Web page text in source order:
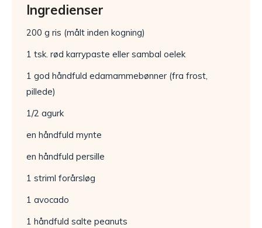
Ingredienser
200 g ris (målt inden kogning)
1 tsk. rød karrypaste eller sambal oelek
1 god håndfuld edamammebønner (fra frost,
pillede)
1/2 agurk
en håndfuld mynte
en håndfuld persille
1 striml forårsløg
1 avocado
1 håndfuld salte peanuts